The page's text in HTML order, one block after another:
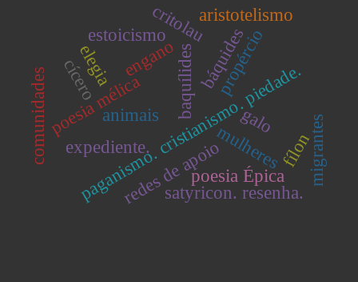
expediente.
paganismo. cristianismo. piedade.
báquides
animais
mulheres
enganobaquílides
poesia mélica
poesia Épica
elegia propércio
galo
fílon
critolauaristotelismo
estoicismo
migrantes
redes de apoio
comunidades
satyricon. resenha.
cícero